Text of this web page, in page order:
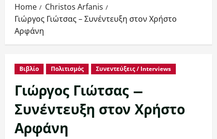
Home
Christos Arfanis
Γιώργος Γιώτσας – Συνέντευξη στον Χρήστο
Αρφάνη
Βιβλίο Πολιτισμός Συνεντεύξεις / Interviews
Γιώργος Γιώτσας –
Συνέντευξη στον Χρήστο
Αρφάνη